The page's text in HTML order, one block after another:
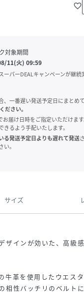
favorite_border
対象期間
11(火) 09:59
パーDEALキャンペーンが継続
一番遅い発送予定日にまとめ
ださい。
届け日時をご指定いただけま
るよう手配いたします。
発送予定日よりも遅れて発送
。
サイズ
ザインが効いた、高級
革を使用したウエスタ
性バッチリのベルトに